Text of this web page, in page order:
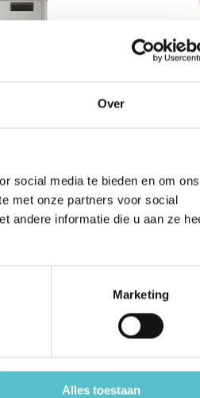
Over
social media te bieden en om ons
met onze partners voor social
andere informatie die u aan ze
Marketing
Alles toestaan
RVS – Ideaal voor
Ideaal
AANBIEDING